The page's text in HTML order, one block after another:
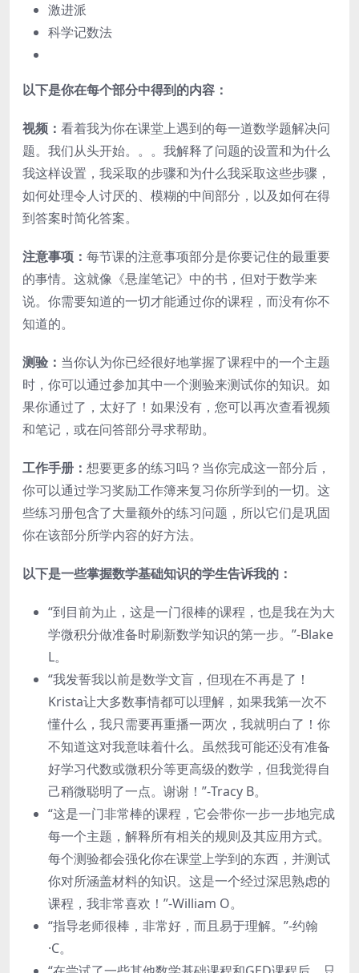
激进派
科学记数法
以下是你在每个部分中得到的内容：
视频： 看着我为你在课堂上遇到的每一道数学题解决问
题。我们从头开始。。。我解释了问题的设置和为什么
我这样设置，我采取的步骤和为什么我采取这些步骤，
如何处理令人讨厌的、模糊的中间部分，以及如何在得
到答案时简化答案。
注意事项： 每节课的注意事项部分是你要记住的最重要
的事情。这就像《悬崖笔记》中的书，但对于数学来
说。你需要知道的一切才能通过你的课程，而没有你不
知道的。
测验： 当你认为你已经很好地掌握了课程中的一个主题
时，你可以通过参加其中一个测验来测试你的知识。如
果你通过了，太好了！如果没有，您可以再次查看视频
和笔记，或在问答部分寻求帮助。
工作手册： 想要更多的练习吗？当你完成这一部分后，
你可以通过学习奖励工作簿来复习你所学到的一切。这
些练习册包含了大量额外的练习问题，所以它们是巩固
你在该部分所学内容的好方法。
以下是一些掌握数学基础知识的学生告诉我的：
“到目前为止，这是一门很棒的课程，也是我在为大
学微积分做准备时刷新数学知识的第一步。”-Blake
L。
“我发誓我以前是数学文盲，但现在不再是了！
Krista让大多数事情都可以理解，如果我第一次不
懂什么，我只需要再重播一两次，我就明白了！你
不知道这对我意味着什么。虽然我可能还没有准备
好学习代数或微积分等更高级的数学，但我觉得自
己稍微聪明了一点。谢谢！”-Tracy B。
“这是一门非常棒的课程，它会带你一步一步地完成
每一个主题，解释所有相关的规则及其应用方式。
每个测验都会强化你在课堂上学到的东西，并测试
你对所涵盖材料的知识。这是一个经过深思熟虑的
课程，我非常喜欢！”-William O。
“指导老师很棒，非常好，而且易于理解。”-约翰
·C。